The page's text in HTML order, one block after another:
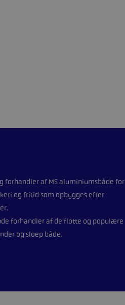
forhandler af MS aluminiumsbåde for
og fritid som opbygges efter
forhandler af de flotte og populære
og sloep både.